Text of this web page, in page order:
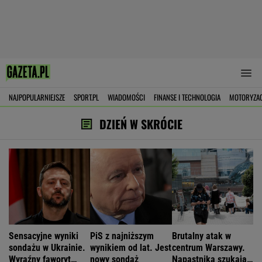
NAJPOPULARNIEJSZE SPORT.PL WIADOMOŚCI FINANSE I TECHNOLOGIA
DZIEŃ W SKRÓCIE
Sensacyjne wyniki
sondażu w Ukrainie.
Wyraźny faworyt
PiS z najniższym
wynikiem od lat. Jest
nowy sondaż
Brutalny atak w
centrum Warszawy.
Napastnika szukają